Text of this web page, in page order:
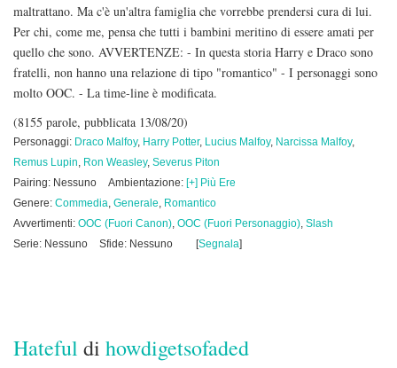
maltrattano. Ma c'è un'altra famiglia che vorrebbe prendersi cura di lui.
Per chi, come me, pensa che tutti i bambini meritino di essere amati per
quello che sono. AVVERTENZE: - In questa storia Harry e Draco sono
fratelli, non hanno una relazione di tipo "romantico" - I personaggi sono
molto OOC. - La time-line è modificata.
(8155 parole, pubblicata 13/08/20)
Personaggi: Draco Malfoy, Harry Potter, Lucius Malfoy, Narcissa Malfoy,
Remus Lupin, Ron Weasley, Severus Piton
Pairing: Nessuno
Ambientazione: [+] Più Ere
Genere: Commedia, Generale, Romantico
Avvertimenti: OOC (Fuori Canon), OOC (Fuori Personaggio), Slash
Serie: Nessuno
Sfide: Nessuno [Segnala]
Hateful di howdigetsofaded